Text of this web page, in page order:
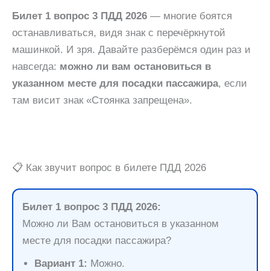
Билет 1 вопрос 3 ПДД 2026 — многие боятся
останавливаться, видя знак с перечёркнутой
машинкой. И зря. Давайте разберёмся один раз и
навсегда: можно ли вам остановиться в
указанном месте для посадки пассажира, если
там висит знак «Стоянка запрещена».
📋 Как звучит вопрос в билете ПДД 2026
Билет 1 вопрос 3 ПДД 2026:
Можно ли Вам остановиться в указанном
месте для посадки пассажира?
Вариант 1: Можно.